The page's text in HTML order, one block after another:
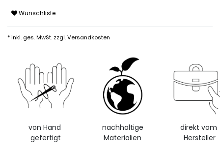
Wunschliste
* inkl. ges. MwSt. zzgl.Versandkosten
von Hand
gefertigt
nachhaltige
Materialien
direkt vom
Hersteller